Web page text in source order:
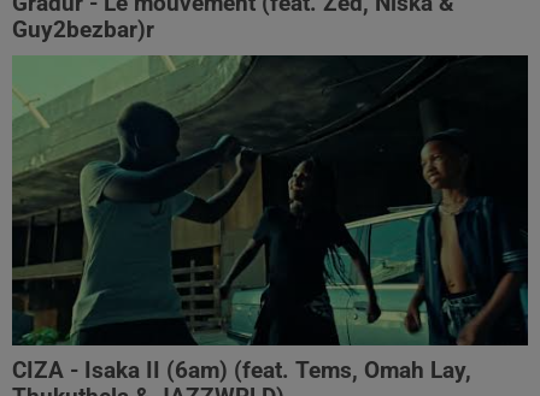
Guy2bezbar)r
CIZA - Isaka II (6am) (feat. Tems, Omah Lay,